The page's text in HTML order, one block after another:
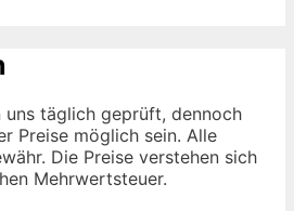
uns täglich geprüft, dennoch
Preise möglich sein. Alle
Die Preise verstehen sich
Mehrwertsteuer.